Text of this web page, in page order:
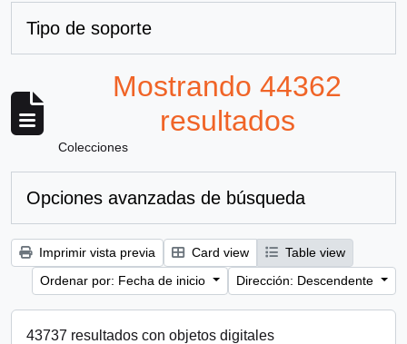
Tipo de soporte
Mostrando 44362
resultados
Colecciones
Opciones avanzadas de búsqueda
Imprimir vista previa Card view
Table view
Ordenar por: Fecha de inicio
Dirección: Descendente
43737 resultados con objetos digitales